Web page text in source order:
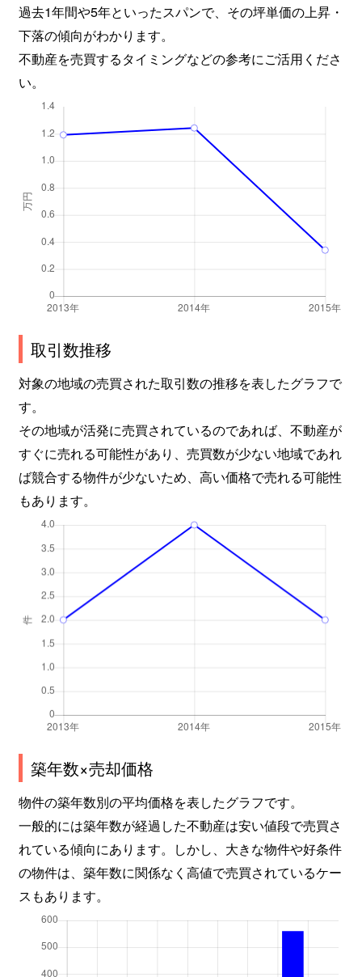
過去1年間や5年といったスパンで、その坪単価の上昇・
下落の傾向がわかります。
不動産を売買するタイミングなどの参考にご活用くださ
い。
取引数推移
対象の地域の売買された取引数の推移を表したグラフで
す。
その地域が活発に売買されているのであれば、不動産が
すぐに売れる可能性があり、売買数が少ない地域であれ
ば競合する物件が少ないため、高い価格で売れる可能性
もあります。
築年数×売却価格
物件の築年数別の平均価格を表したグラフです。
一般的には築年数が経過した不動産は安い値段で売買さ
れている傾向にあります。しかし、大きな物件や好条件
の物件は、築年数に関係なく高値で売買されているケー
スもあります。